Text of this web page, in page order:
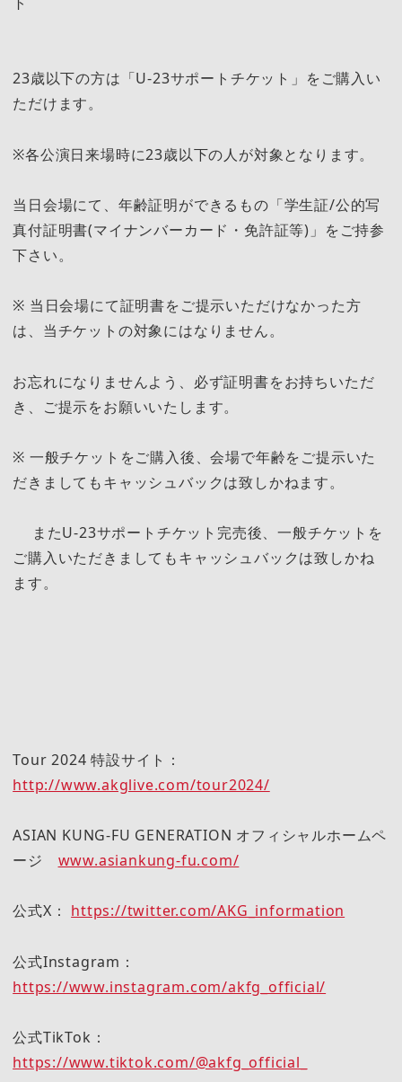
23歳以下の方は「U-23サポートチケット」をご購入い
ただけます。
※各公演日来場時に23歳以下の人が対象となります。
当日会場にて、年齢証明ができるもの「学生証/公的写
真付証明書(マイナンバーカード・免許証等)」をご持参
下さい。
※ 当日会場にて証明書をご提示いただけなかった方
は、当チケットの対象にはなりません。
お忘れになりませんよう、必ず証明書をお持ちいただ
き、ご提示をお願いいたします。
※ 一般チケットをご購入後、会場で年齢をご提示いた
だきましてもキャッシュバックは致しかねます。
またU-23サポートチケット完売後、一般チケットを
ご購入いただきましてもキャッシュバックは致しかね
ます。
Tour 2024 特設サイト：
http://www.akglive.com/tour2024/
ASIAN KUNG-FU GENERATION オフィシャルホームペ
ージ www.asiankung-fu.com/
公式X： https://twitter.com/AKG_information
公式Instagram：
https://www.instagram.com/akfg_official/
公式TikTok：
https://www.tiktok.com/@akfg_official_